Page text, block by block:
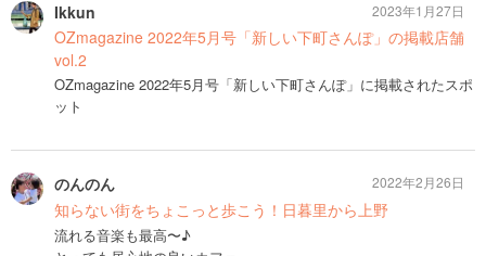
Ikkun
OZmagazine 2022年5月号「新しい下町さんぽ」の掲載店舗
vol.2
OZmagazine 2022年5月号「新しい下町さんぽ」に掲載されたスポ
ット
2023年1月27日
のんのん
知らない街をちょこっと歩こう！日暮里から上野
流れる音楽も最高〜♪
2022年2月26日